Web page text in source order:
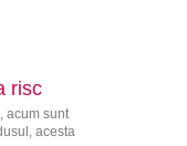
risc
acum sunt
acesta